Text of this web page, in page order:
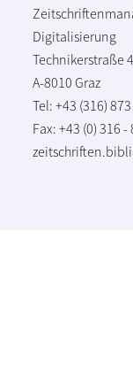
Digitalisierung
Technikerstraße 4
A-8010 Graz
Tel: +43 (316)
Fax: +43 (0) 316